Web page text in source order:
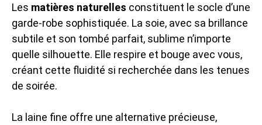
Les matières naturelles constituent le socle d’une
garde-robe sophistiquée. La soie, avec sa brillance
subtile et son tombé parfait, sublime n’importe
quelle silhouette. Elle respire et bouge avec vous,
créant cette fluidité si recherchée dans les tenues
de soirée.
La laine fine offre une alternative précieuse,